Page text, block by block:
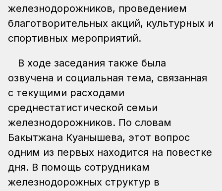
железнодорожников, проведением
благотворительных акций, культурных и
спортивных мероприятий.
В ходе заседания также была
озвучена и социальная тема, связанная
с текущими расходами
среднестатистической семьи
железнодорожников. По словам
Бакытжана Куанышева, этот вопрос
одним из первых находится на повестке
дня. В помощь сотрудникам
железнодорожных структур в